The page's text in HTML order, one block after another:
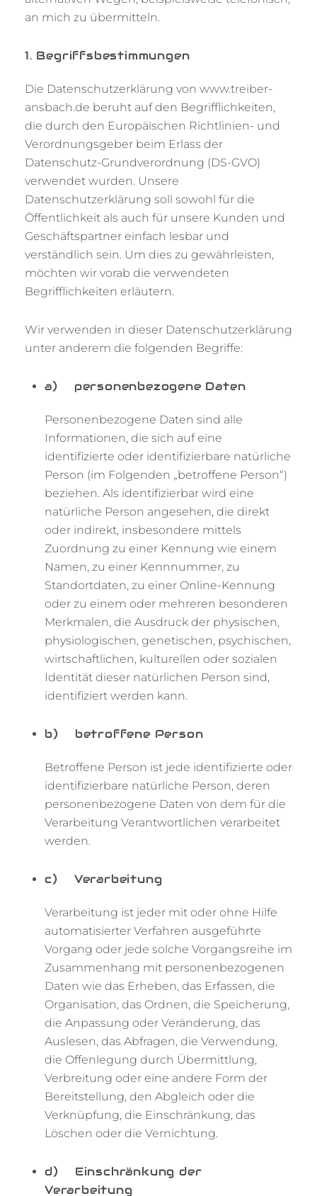
an mich zu übermitteln.
1. Begriffsbestimmungen
Die Datenschutzerklärung von www.treiber-
ansbach.de beruht auf den Begrifflichkeiten,
die durch den Europäischen Richtlinien- und
Verordnungsgeber beim Erlass der
Datenschutz-Grundverordnung (DS-GVO)
verwendet wurden. Unsere
Datenschutzerklärung soll sowohl für die
Öffentlichkeit als auch für unsere Kunden und
Geschäftspartner einfach lesbar und
verständlich sein. Um dies zu gewährleisten,
möchten wir vorab die verwendeten
Begrifflichkeiten erläutern.
Wir verwenden in dieser Datenschutzerklärung
unter anderem die folgenden Begriffe:
a) personenbezogene Daten
Personenbezogene Daten sind alle
Informationen, die sich auf eine
identifizierte oder identifizierbare natürliche
Person (im Folgenden „betroffene Person“)
beziehen. Als identifizierbar wird eine
natürliche Person angesehen, die direkt
oder indirekt, insbesondere mittels
Zuordnung zu einer Kennung wie einem
Namen, zu einer Kennnummer, zu
Standortdaten, zu einer Online-Kennung
oder zu einem oder mehreren besonderen
Merkmalen, die Ausdruck der physischen,
physiologischen, genetischen, psychischen,
wirtschaftlichen, kulturellen oder sozialen
Identität dieser natürlichen Person sind,
identifiziert werden kann.
b) betroffene Person
Betroffene Person ist jede identifizierte oder
identifizierbare natürliche Person, deren
personenbezogene Daten von dem für die
Verarbeitung Verantwortlichen verarbeitet
werden.
c) Verarbeitung
Verarbeitung ist jeder mit oder ohne Hilfe
automatisierter Verfahren ausgeführte
Vorgang oder jede solche Vorgangsreihe im
Zusammenhang mit personenbezogenen
Daten wie das Erheben, das Erfassen, die
Organisation, das Ordnen, die Speicherung,
die Anpassung oder Veränderung, das
Auslesen, das Abfragen, die Verwendung,
die Offenlegung durch Übermittlung,
Verbreitung oder eine andere Form der
Bereitstellung, den Abgleich oder die
Verknüpfung, die Einschränkung, das
Löschen oder die Vernichtung.
d) Einschränkung der
Verarbeitung